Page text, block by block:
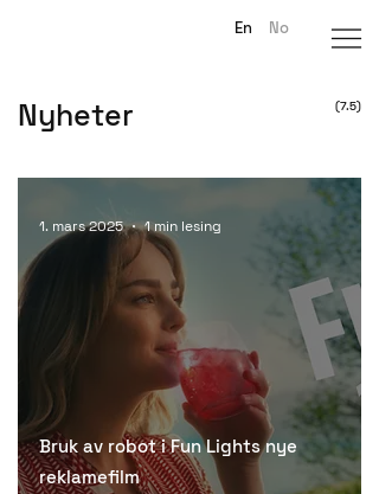
En No
Nyheter (7.5)
Bruk av robot i Fun Lights nye
reklamefilm
1. mars 2025 1 min lesing